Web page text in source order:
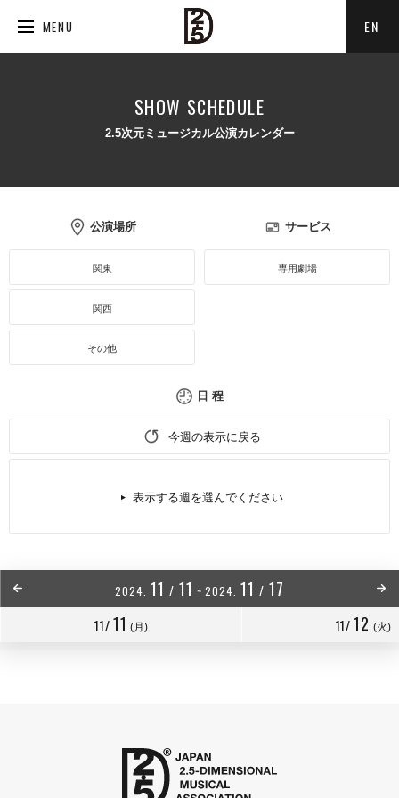
MENU EN
SHOW SCHEDULE
2.5次元ミュージカル公演カレンダー
公演場所
関東
関西
その他
日 程
今週の表示に戻る
表示する週を選んでください
サービス
専用劇場
2024. 11 / 11 ~ 2024. 11 / 17
11/11 (月) 11/12 (火)